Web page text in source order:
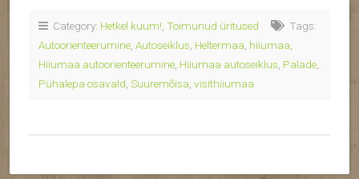
Category: Hetkel kuum! Toimunud üritused
Tags:
Autoorienteerumine Autoseiklus Heltermaa hiiumaa
Hiiumaa autoorienteerumine Hiiumaa autoseiklus Palade
Pühalepa osavald Suuremõisa visithiiumaa